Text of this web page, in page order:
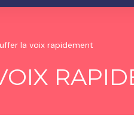
la voix rapidement